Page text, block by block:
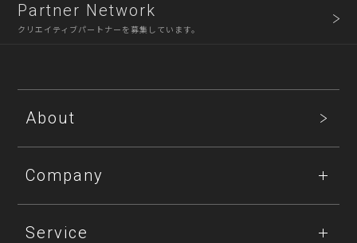
Partner Network
クリエイティブパートナーを募集しています。
About
Company
Service